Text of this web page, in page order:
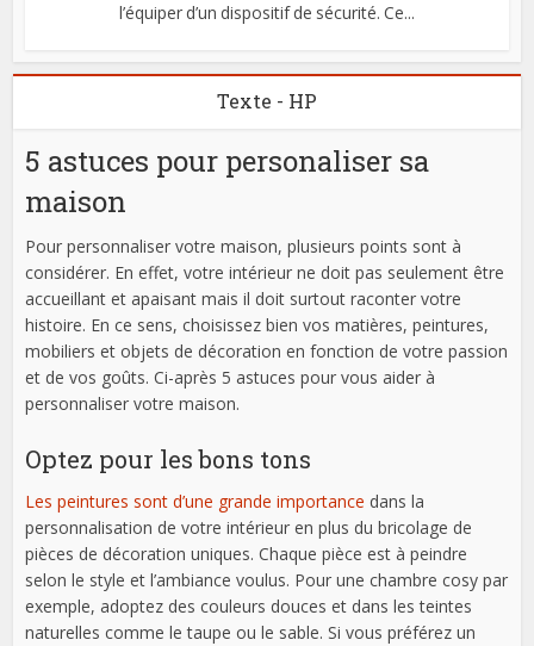
l’équiper d’un dispositif de sécurité. Ce...
Texte - HP
5 astuces pour personaliser sa
maison
Pour personnaliser votre maison, plusieurs points sont à
considérer. En effet, votre intérieur ne doit pas seulement être
accueillant et apaisant mais il doit surtout raconter votre
histoire. En ce sens, choisissez bien vos matières, peintures,
mobiliers et objets de décoration en fonction de votre passion
et de vos goûts. Ci-après 5 astuces pour vous aider à
personnaliser votre maison.
Optez pour les bons tons
Les peintures sont d’une grande importance dans la
personnalisation de votre intérieur en plus du bricolage de
pièces de décoration uniques. Chaque pièce est à peindre
selon le style et l’ambiance voulus. Pour une chambre cosy par
exemple, adoptez des couleurs douces et dans les teintes
naturelles comme le taupe ou le sable. Si vous préférez un